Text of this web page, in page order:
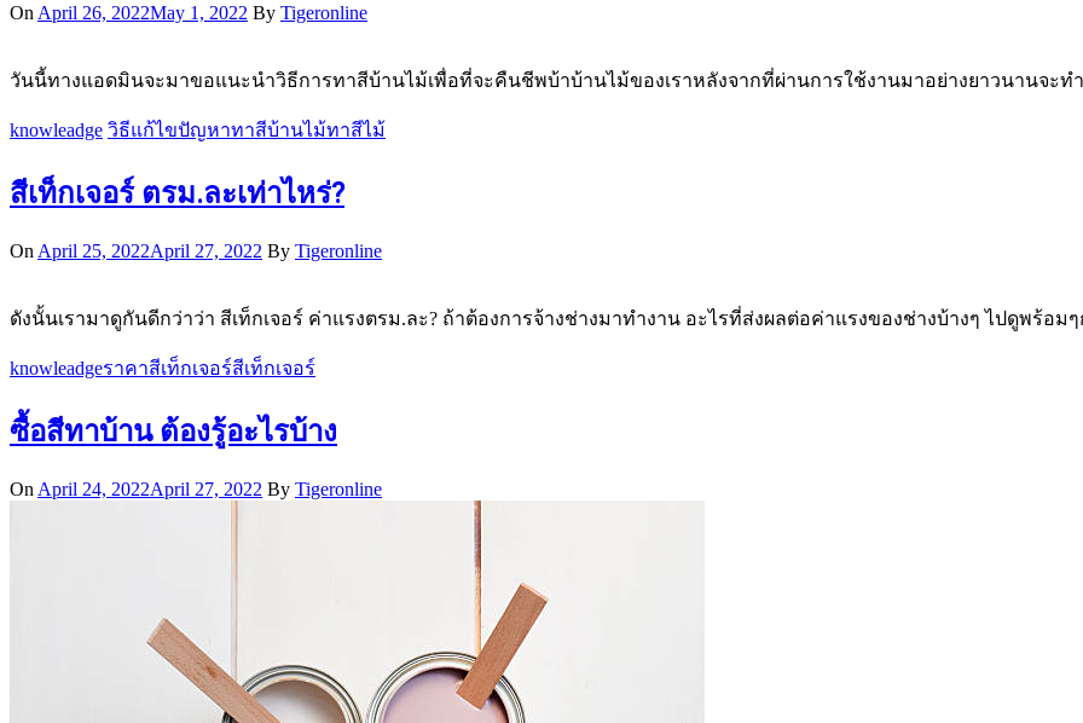
On April 26, 2022May 1, 2022 By Tigeronline
วันนี้ทางแอดมินจะมาขอแนะนำวิธีการทาสีบ้านไม้เพื่อที่จะคืนชีพบ้าบ้านไม้ของเราหลังจากที่ผ่านการใช้งานมาอย่างยาวนานจะท
knowleadge วิธีแก้ไขปัญหาทาสีบ้านไม้ทาสีไม้
สีเท็กเจอร์ ตรม.ละเท่าไหร่?
On April 25, 2022April 27, 2022 By Tigeronline
ดังนั้นเรามาดูกันดีกว่าว่า สีเท็กเจอร์ ค่าแรงตรม.ละ? ถ้าต้องการจ้างช่างมาทำงาน อะไรที่ส่งผลต่อค่าแรงของช่างบ้างๆ ไปดูพร้อมๆ
knowleadgeราคาสีเท็กเจอร์สีเท็กเจอร์
ซื้อสีทาบ้าน ต้องรู้อะไรบ้าง
On April 24, 2022April 27, 2022 By Tigeronline